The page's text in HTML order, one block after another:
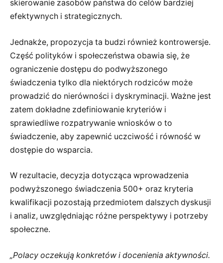
skierowanie zasobów państwa do celów bardziej
efektywnych i strategicznych.
Jednakże, propozycja ta budzi również kontrowersje.
Część polityków i społeczeństwa obawia się, że
ograniczenie dostępu do podwyższonego
świadczenia tylko dla niektórych rodziców może
prowadzić do nierówności i dyskryminacji. Ważne jest
zatem dokładne zdefiniowanie kryteriów i
sprawiedliwe rozpatrywanie wniosków o to
świadczenie, aby zapewnić uczciwość i równość w
dostępie do wsparcia.
W rezultacie, decyzja dotycząca wprowadzenia
podwyższonego świadczenia 500+ oraz kryteria
kwalifikacji pozostają przedmiotem dalszych dyskusji
i analiz, uwzględniając różne perspektywy i potrzeby
społeczne.
„Polacy oczekują konkretów i docenienia aktywności.